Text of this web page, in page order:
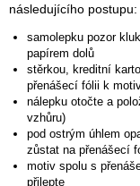
následujícího postupu:
samolepku pozor
papírem dolů
stěrkou, kreditní
přenášecí fólii k
nálepku otočte a
vzhůru)
pod ostrým úhlem
zůstat na přenášecí
motiv spolu s
přilepte